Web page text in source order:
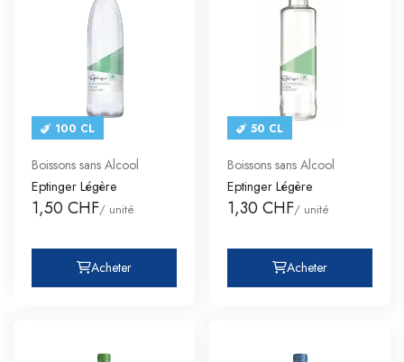
100 CL
Boissons sans Alcool
Eptinger Légère
1,50 CHF/ unité
Acheter
50 CL
Boissons sans Alcool
Eptinger Légère
1,30 CHF/ unité
Acheter